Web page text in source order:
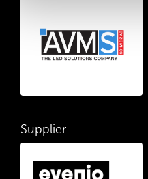
Supplier